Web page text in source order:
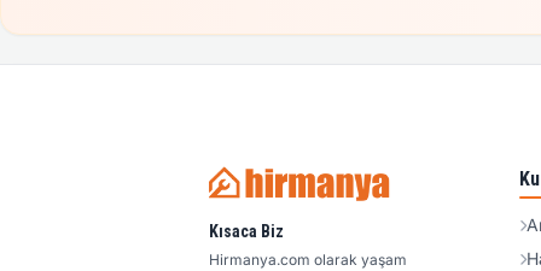
Kısaca Biz
Hirmanya.com olarak yaşam